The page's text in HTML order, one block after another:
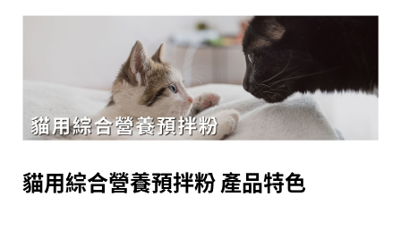
貓用綜合營養預拌粉 產品特色